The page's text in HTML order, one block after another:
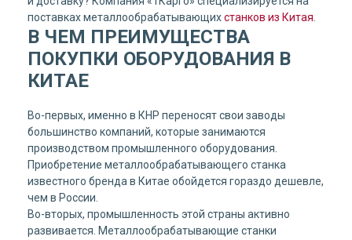
поставках металлообрабатывающихстанков из Китая
В ЧЕМ ПРЕИМУЩЕСТВА
ПОКУПКИ ОБОРУДОВАНИЯ В
КИТАЕ
Во-первых, именно в КНР переносят свои заводы
большинство компаний, которые занимаются
производством промышленного оборудования.
Приобретение металлообрабатывающего станка
известного бренда в Китае обойдется гораздо дешевле,
чем в России.
Во-вторых, промышленность этой страны активно
развивается. Металлообрабатывающие станки